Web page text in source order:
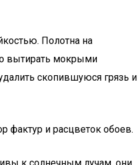
Полотна на
вытирать мокрыми
скопившуюся грязь и
фактур и расцветок обоев.